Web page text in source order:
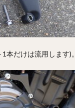
本だけは流用します)。